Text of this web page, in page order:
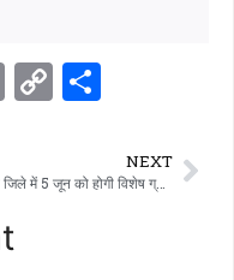
E
m
l
C
o
y
ar
e
NEXT
धमतरी जिले में 5 जून को होगी विशेष ग्राम सभाएं, ठोस अपशिष्ट प्रबंधन नियम-2026 के प्रभावी क्रियान्वयन पर होगा मंथन